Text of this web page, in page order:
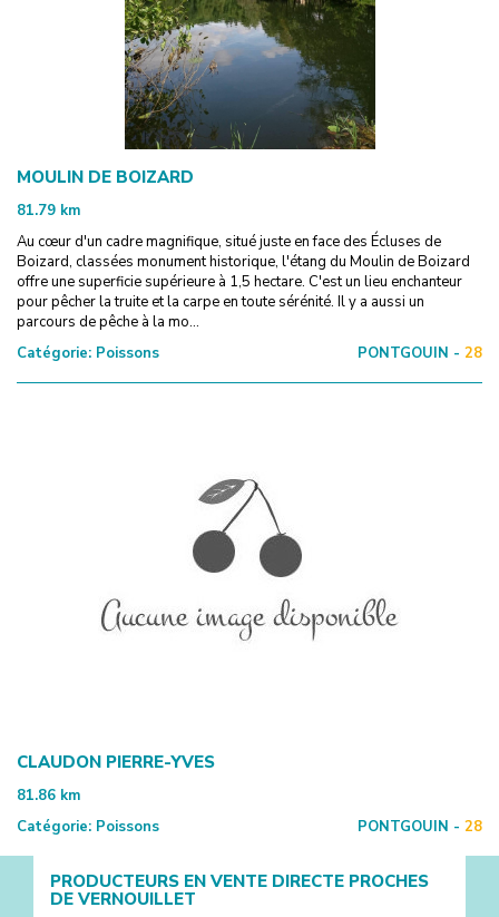
MOULIN DE BOIZARD
81.79 km
Au cœur d'un cadre magnifique, situé juste en face des Écluses de
Boizard, classées monument historique, l'étang du Moulin de Boizard
offre une superficie supérieure à 1,5 hectare. C'est un lieu enchanteur
pour pêcher la truite et la carpe en toute sérénité. Il y a aussi un
parcours de pêche à la mo...
Catégorie: Poissons PONTGOUIN - 28
CLAUDON PIERRE-YVES
81.86 km
Catégorie: Poissons PONTGOUIN - 28
PRODUCTEURS EN VENTE DIRECTE PROCHES
DE VERNOUILLET